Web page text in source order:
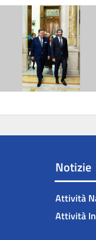
Notizie
Attività
Attività